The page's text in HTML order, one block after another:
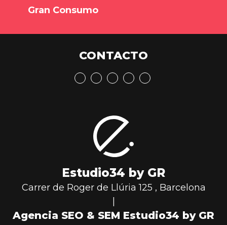
Gran Consumo
CONTACTO
Estudio34 by GR
Carrer de Roger de Llúria 125 , Barcelona
|
Agencia SEO & SEM Estudio34 by GR